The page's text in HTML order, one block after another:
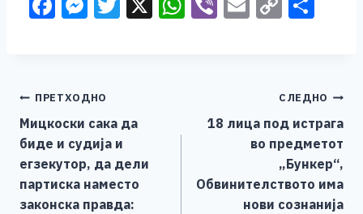
b
o
o
k
n
g
er
Li
n
k
Навигација
на
напис
ПРЕТХОДНО
Мицкоски сака да
биде и судија и
егзекутор, да дели
партиска наместо
законска правда:
СЛЕДНО
18 лица под истрага
во предметот
„Бункер“,
Обвинителството има
нови сознанија